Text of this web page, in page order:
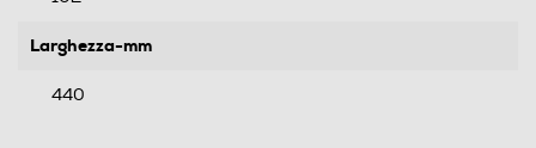
Larghezza-mm
440